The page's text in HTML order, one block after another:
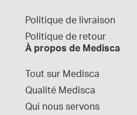
Politique de livraison
Politique de retour
À propos de Medisca
Tout sur Medisca
Qualité Medisca
Qui nous servons